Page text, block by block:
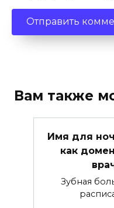
Вам также
Имя для
как
Зубная